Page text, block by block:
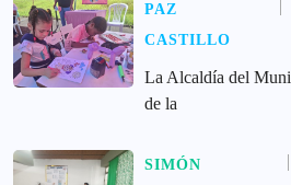
PAZ
CASTILLO
La Alcaldía del
de la
SIMÓN